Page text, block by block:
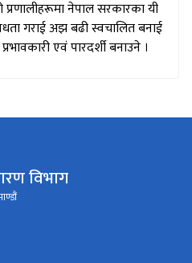
प्रणालीहरूमा नेपाल सरकारका यी
गराई अझ बढी स्वचालित बनाई
एवं पारदर्शी बनाउने ।
विभाग